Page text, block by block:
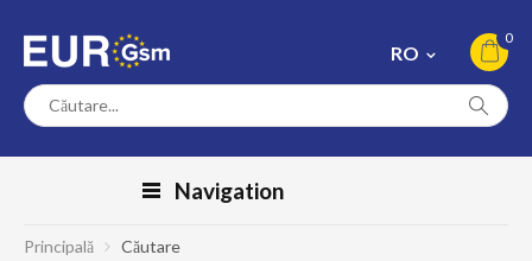
0
RO
Navigation
Principală Căutare